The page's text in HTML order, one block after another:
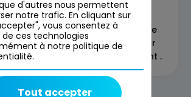
un socle applicatif dans une autre
en intégrant l’IA générative pour
prise en main du développement .
d'autres nous permettent
notre trafic. En cliquant sur
vous consentez à
de ces technologies
à notre politique de
Tout accepter